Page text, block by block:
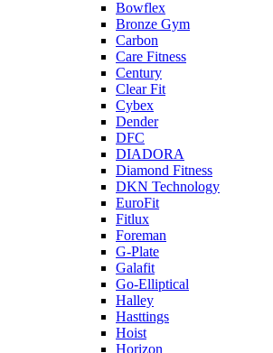
Bowflex
Bronze Gym
Carbon
Care Fitness
Century
Clear Fit
Cybex
Dender
DFC
DIADORA
Diamond Fitness
DKN Technology
EuroFit
Fitlux
Foreman
G-Plate
Galafit
Go-Elliptical
Halley
Hasttings
Hoist
Horizon